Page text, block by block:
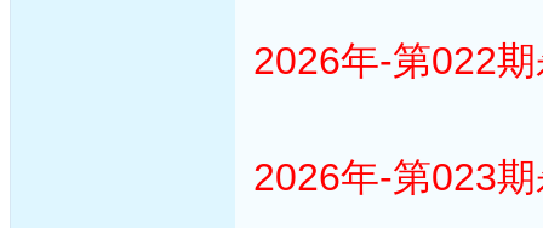
2026年-第022
2026年-第023